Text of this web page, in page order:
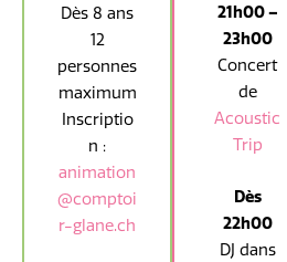
Dès 8 ans
12
personnes
maximum
Inscriptio
n :
animation
@comptoi
r-glane.ch
21h00 –
23h00
Concert
de
Acoustic
Trip
Dès
22h00
DJ dans